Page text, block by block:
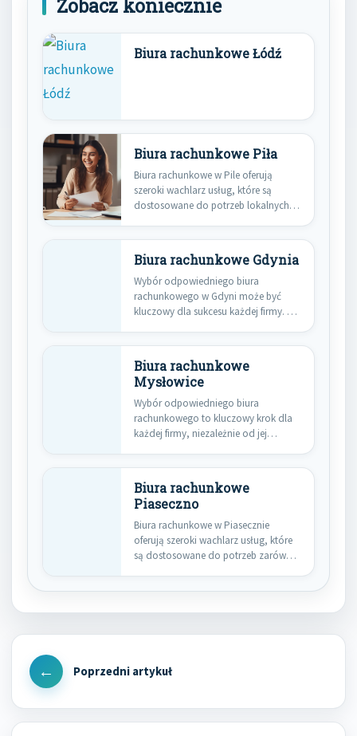
Zobacz koniecznie
Biura rachunkowe Łódź
Biura rachunkowe Piła
Biura rachunkowe w Pile oferują
szeroki wachlarz usług, które są
dostosowane do potrzeb lokalnych
Biura rachunkowe Gdynia
Wybór odpowiedniego biura
rachunkowego w Gdyni może być
kluczowy dla sukcesu każdej firmy. W
Biura rachunkowe
Mysłowice
Wybór odpowiedniego biura
rachunkowego to kluczowy krok dla
każdej firmy, niezależnie od jej
Biura rachunkowe
Piaseczno
Biura rachunkowe w Piasecznie
oferują szeroki wachlarz usług, które
są dostosowane do potrzeb zarówno
Nawigacja
wpisu
Previous